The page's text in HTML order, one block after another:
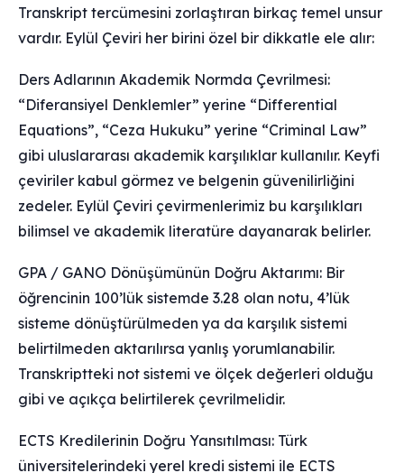
Transkript tercümesini zorlaştıran birkaç temel unsur
vardır. Eylül Çeviri her birini özel bir dikkatle ele alır:
Ders Adlarının Akademik Normda Çevrilmesi:
“Diferansiyel Denklemler” yerine “Differential
Equations”, “Ceza Hukuku” yerine “Criminal Law”
gibi uluslararası akademik karşılıklar kullanılır. Keyfi
çeviriler kabul görmez ve belgenin güvenilirliğini
zedeler. Eylül Çeviri çevirmenlerimiz bu karşılıkları
bilimsel ve akademik literatüre dayanarak belirler.
GPA / GANO Dönüşümünün Doğru Aktarımı: Bir
öğrencinin 100’lük sistemde 3.28 olan notu, 4’lük
sisteme dönüştürülmeden ya da karşılık sistemi
belirtilmeden aktarılırsa yanlış yorumlanabilir.
Transkriptteki not sistemi ve ölçek değerleri olduğu
gibi ve açıkça belirtilerek çevrilmelidir.
ECTS Kredilerinin Doğru Yansıtılması: Türk
üniversitelerindeki yerel kredi sistemi ile ECTS